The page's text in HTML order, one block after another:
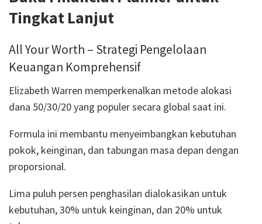
Tingkat Lanjut
All Your Worth – Strategi Pengelolaan
Keuangan Komprehensif
Elizabeth Warren memperkenalkan metode alokasi
dana 50/30/20 yang populer secara global saat ini.
Formula ini membantu menyeimbangkan kebutuhan
pokok, keinginan, dan tabungan masa depan dengan
proporsional.
Lima puluh persen penghasilan dialokasikan untuk
kebutuhan, 30% untuk keinginan, dan 20% untuk